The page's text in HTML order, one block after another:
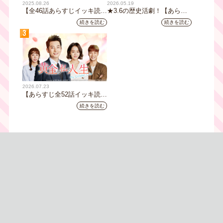
2025.08.26
【全46話あらすじイッキ読
み】韓国ドラマ『火の女神
ジョンイ』｜テレビ大阪 9
月11日（木）朝8時放送スタ
ート
続きを読む
2026.05.19
★3.6の歴史活劇！【あらす
じ全32話イッキ読み】韓国ド
ラマ『鉄の王 キム・スロ』
続きを読む
3
2026.07.23
【あらすじ全52話イッキ読
み】韓国ドラマ『黄金の私の
人生』｜テレビ大阪 月曜～
続きを読む